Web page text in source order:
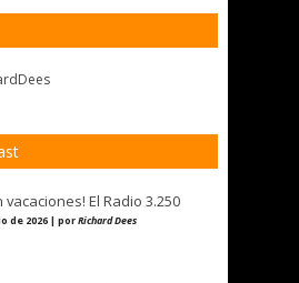
vacaciones! El Radio 3.250
de 2026 | porRichard Dees